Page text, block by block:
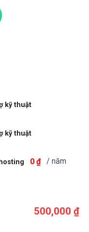
kỹ thuật
kỹ thuật
0 ₫ / năm
500,000 ₫